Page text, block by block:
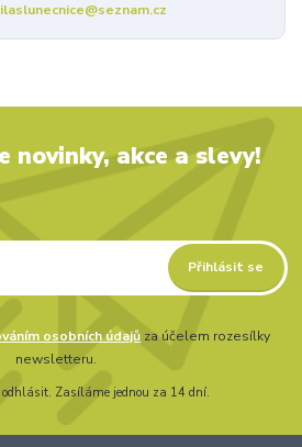
novinky, akce a slevy!
Přihlásit se
osobních údajů za účelem rozesílky
newsletteru.
odhlásit. Zasíláme jednou za 14 dní.